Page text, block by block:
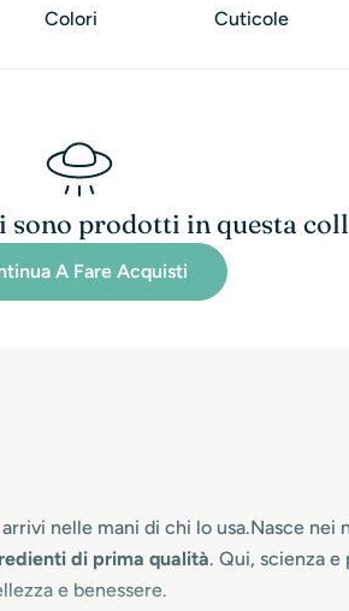
Colori Cuticole
sono prodotti in questa
A Fare Acquisti
nelle mani di chi lo usa.Nasce nei
di prima qualità. Qui, scienza
e benessere.